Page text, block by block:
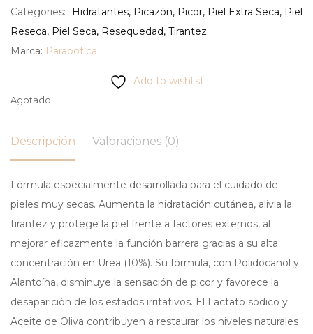
Categories: Hidratantes, Picazón, Picor, Piel Extra Seca, Piel
Reseca, Piel Seca, Resequedad, Tirantez
Marca: Parabotica
Add to wishlist
Agotado
Descripción Valoraciones (0)
Fórmula especialmente desarrollada para el cuidado de
pieles muy secas. Aumenta la hidratación cutánea, alivia la
tirantez y protege la piel frente a factores externos, al
mejorar eficazmente la función barrera gracias a su alta
concentración en Urea (10%). Su fórmula, con Polidocanol y
Alantoína, disminuye la sensación de picor y favorece la
desaparición de los estados irritativos. El Lactato sódico y
Aceite de Oliva contribuyen a restaurar los niveles naturales